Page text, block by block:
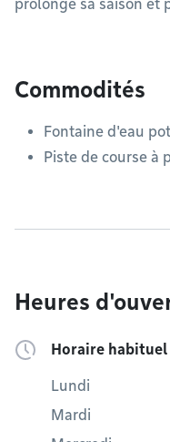
prolonge sa saison et
Commodités
Fontaine d'eau
Piste de course à
Heures
Horaire habituel
Lundi
Mardi